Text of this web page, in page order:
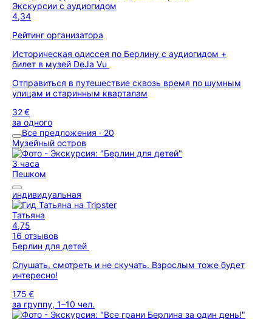
Экскурсии с аудиогидом
4,34
Рейтинг организатора
Историческая одиссея по Берлину с аудиогидом +
билет в музей DeJa Vu
Отправиться в путешествие сквозь время по шумным
улицам и старинным кварталам
32 €
за одного
Все предложения · 20
Музейный остров
3 часа
Пешком
индивидуальная
Татьяна
4,75
16 отзывов
Берлин для детей
Слушать, смотреть и не скучать. Взрослым тоже будет
интересно!
175 €
за группу, 1–10 чел.